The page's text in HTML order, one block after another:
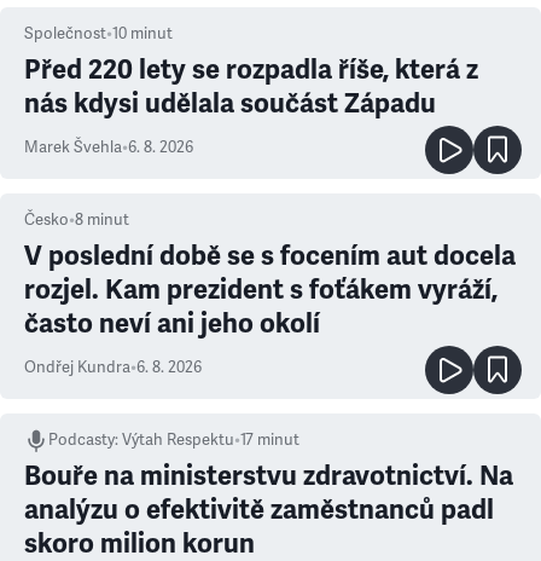
Společnost•10 minut
Před 220 lety se rozpadla říše, která z
nás kdysi udělala součást Západu
Marek Švehla•6. 8. 2026
Česko•8 minut
V poslední době se s focením aut docela
rozjel. Kam prezident s foťákem vyráží,
často neví ani jeho okolí
Ondřej Kundra•6. 8. 2026
Podcasty:Výtah Respektu•17 minut
Bouře na ministerstvu zdravotnictví. Na
analýzu o efektivitě zaměstnanců padl
skoro milion korun